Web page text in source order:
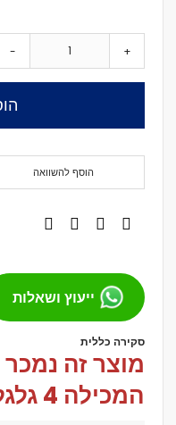
- +
הוסף להשוואה
ייעוץ ושאלות
סקירה כללית
מוצר זה
המכילה 4 גלגלים